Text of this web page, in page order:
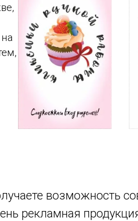
возможность
рекламная